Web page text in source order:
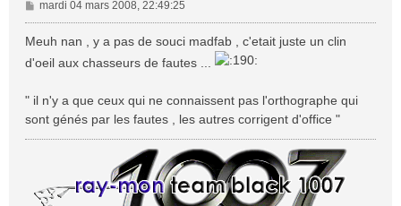
M
e
s
a
e
mardi 04 mars 2008, 22:49:25
Meuh nan , y a pas de souci madfab , c'etait juste un clin
d'oeil aux chasseurs de fautes ...
" il n'y a que ceux qui ne connaissent pas l'orthographe qui
sont génés par les fautes , les autres corrigent d'office "